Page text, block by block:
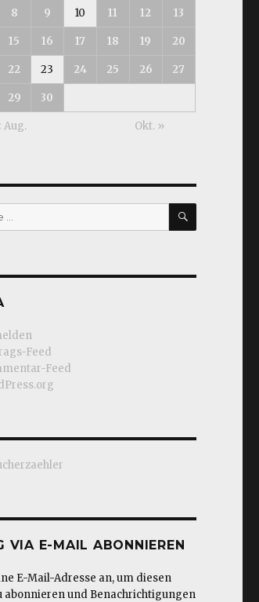
8 9 10 11 12 13
15 16 17 18 19 20
22 23 24 25 26 27
29 30
Aug. Okt. »
SUCHEN
Feed
Feed
VIA E-MAIL ABONNIEREN
E-Mail-Adresse an, um diesen
abonnieren und Benachrichtigungen